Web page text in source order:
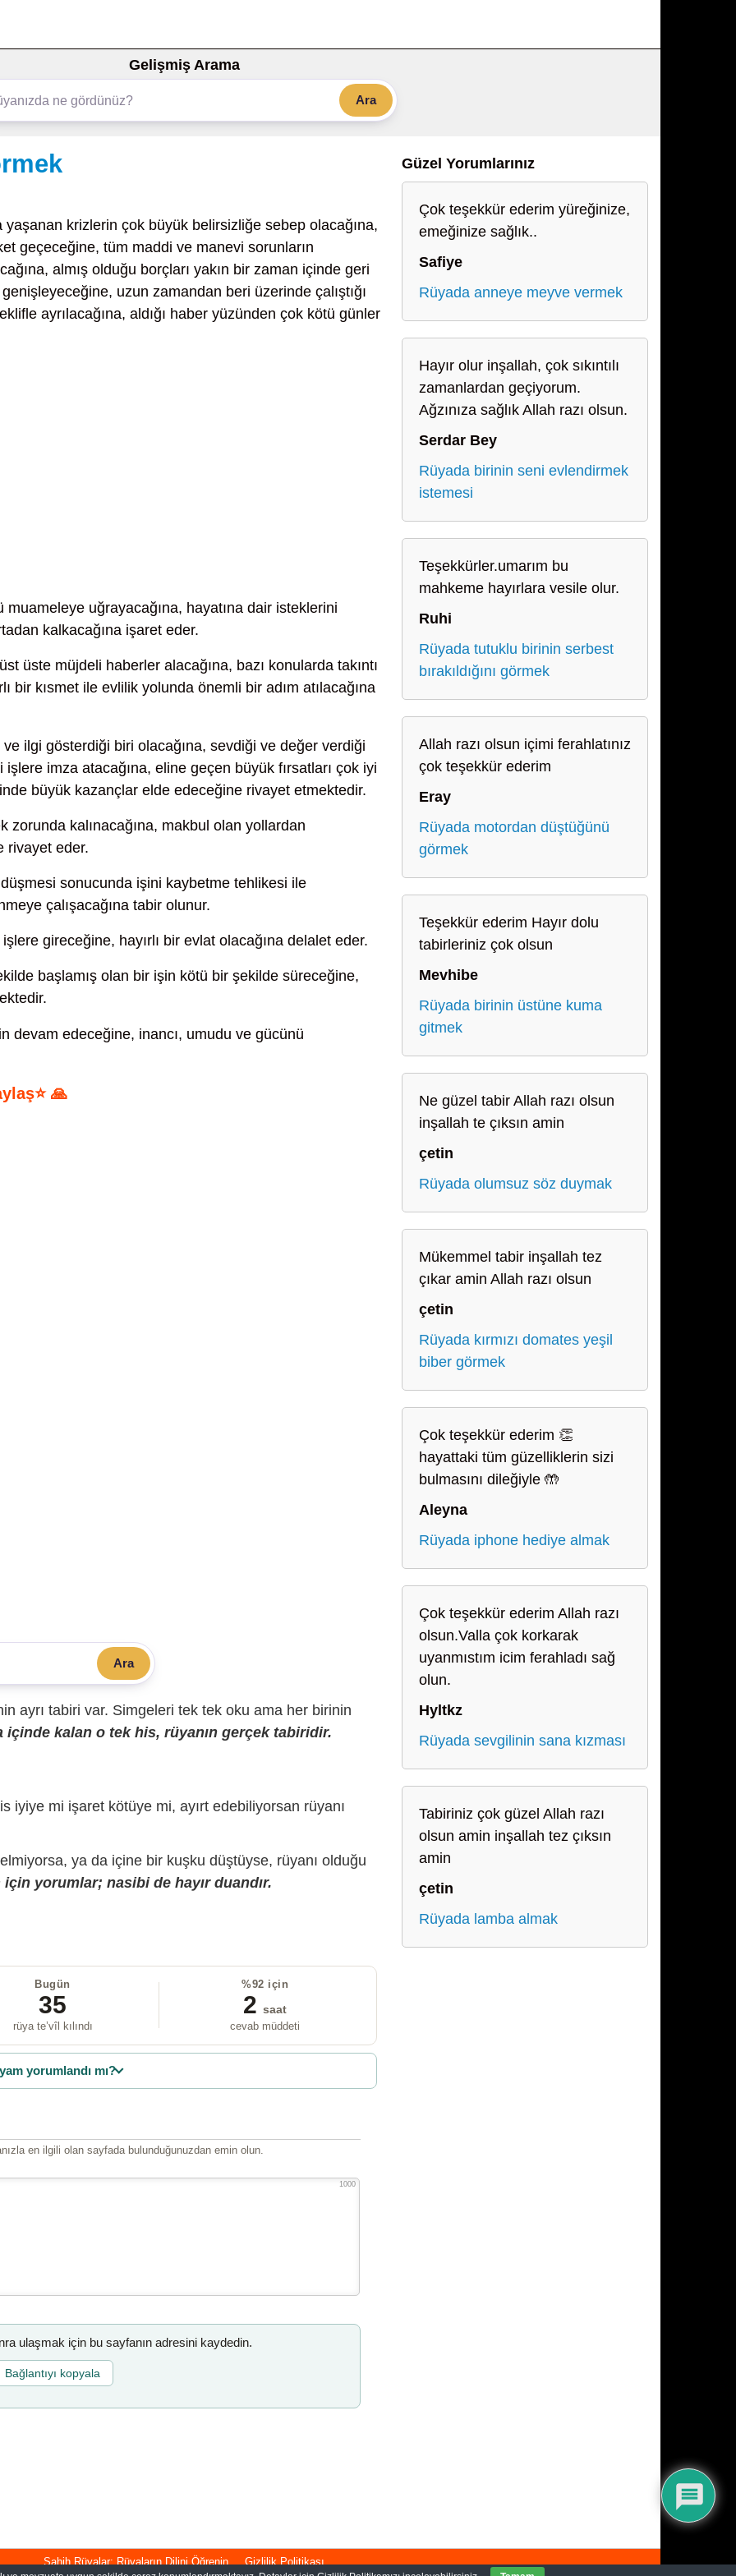
Gelişmiş Arama
Ara
yaşanan krizlerin çok büyük belirsizliğe sebep olacağına,
geçeceğine, tüm maddi ve manevi sorunların
almış olduğu borçları yakın bir zaman içinde geri
uzun zamandan beri üzerinde çalıştığı
ayrılacağına, aldığı haber yüzünden çok kötü günler
muameleye uğrayacağına, hayatına dair isteklerini
kalkacağına işaret eder.
üste müjdeli haberler alacağına, bazı konularda takıntı
bir kısmet ile evlilik yolunda önemli bir adım atılacağına
ilgi gösterdiği biri olacağına, sevdiği ve değer verdiği
imza atacağına, eline geçen büyük fırsatları çok iyi
büyük kazançlar elde edeceğine rivayet etmektedir.
zorunda kalınacağına, makbul olan yollardan
rivayet eder.
sonucunda işini kaybetme tehlikesi ile
çalışacağına tabir olunur.
işlere gireceğine, hayırlı bir evlat olacağına delalet eder.
başlamış olan bir işin kötü bir şekilde süreceğine,
devam edeceğine, inancı, umudu ve gücünü
🙏
Ara
ayrı tabiri var. Simgeleri tek tek oku ama her birinin
içinde kalan o tek his, rüyanın gerçek tabiridir.
iyiye mi işaret kötüye mi, ayırt edebiliyorsan rüyanı
ya da içine bir kuşku düştüyse, rüyanı olduğu
yorumlar; nasibi de hayır duandır.
Bugün
35
rüya te’vîl kılındı
%92 için
2 saat
cevab müddeti
yorumlandı mı?
en ilgili olan sayfada bulunduğunuzdan emin olun.
1000
ulaşmak için bu sayfanın adresini kaydedin.
Bağlantıyı kopyala
Güzel Yorumlarınız
Çok teşekkür ederim yüreğinize,
emeğinize sağlık..
Safiye
Rüyada anneye meyve vermek
Hayır olur inşallah, çok sıkıntılı
zamanlardan geçiyorum.
Ağzınıza sağlık Allah razı olsun.
Serdar Bey
Rüyada birinin seni evlendirmek
istemesi
Teşekkürler.umarım bu
mahkeme hayırlara vesile olur.
Ruhi
Rüyada tutuklu birinin serbest
bırakıldığını görmek
Allah razı olsun içimi ferahlatınız
çok teşekkür ederim
Eray
Rüyada motordan düştüğünü
görmek
Teşekkür ederim Hayır dolu
tabirleriniz çok olsun
Mevhibe
Rüyada birinin üstüne kuma
gitmek
Ne güzel tabir Allah razı olsun
inşallah te çıksın amin
çetin
Rüyada olumsuz söz duymak
Mükemmel tabir inşallah tez
çıkar amin Allah razı olsun
çetin
Rüyada kırmızı domates yeşil
biber görmek
Çok teşekkür ederim 👏
hayattaki tüm güzelliklerin sizi
bulmasını dileğiyle 🤲
Aleyna
Rüyada iphone hediye almak
Çok teşekkür ederim Allah razı
olsun.Valla çok korkarak
uyanmıstım icim ferahladı sağ
olun.
Hyltkz
Rüyada sevgilinin sana kızması
Tabiriniz çok güzel Allah razı
olsun amin inşallah tez çıksın
amin
çetin
Rüyada lamba almak
Sahih Rüyalar: Rüyaların Dilini Öğrenin Gizlilik Politikası